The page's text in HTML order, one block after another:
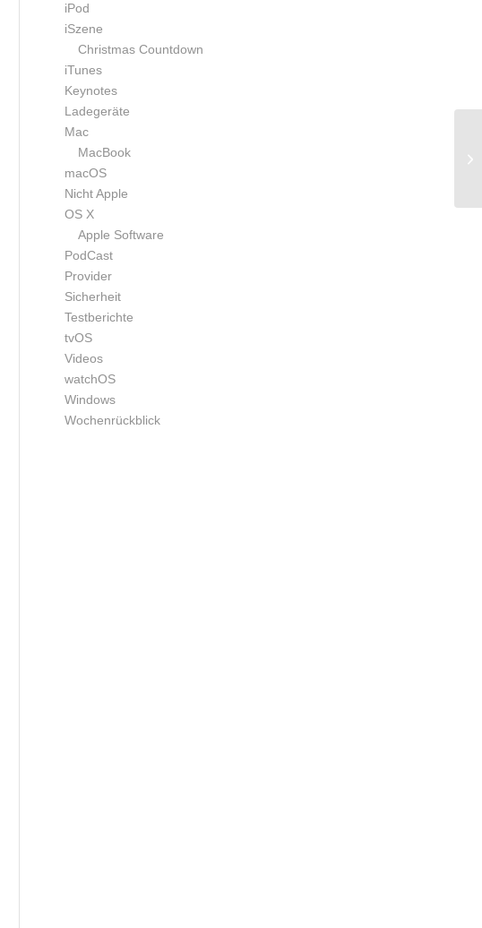
iPod
iSzene
Christmas Countdown
iTunes
Keynotes
Ladegeräte
Mac
MacBook
macOS
Nicht Apple
OS X
Apple Software
PodCast
Provider
Sicherheit
Testberichte
tvOS
Videos
watchOS
Windows
Wochenrückblick